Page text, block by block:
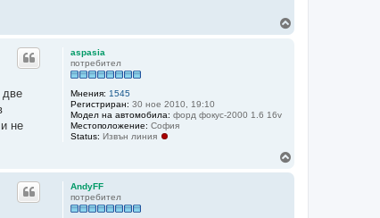
aspasia
потребител
Мнения: 1545
Регистриран: 30 ное 2010, 19:10
Модел на автомобила: форд фокус-2000 1.6 16v
Местоположение: София
Status: Извън линия
две
не
AndyFF
потребител